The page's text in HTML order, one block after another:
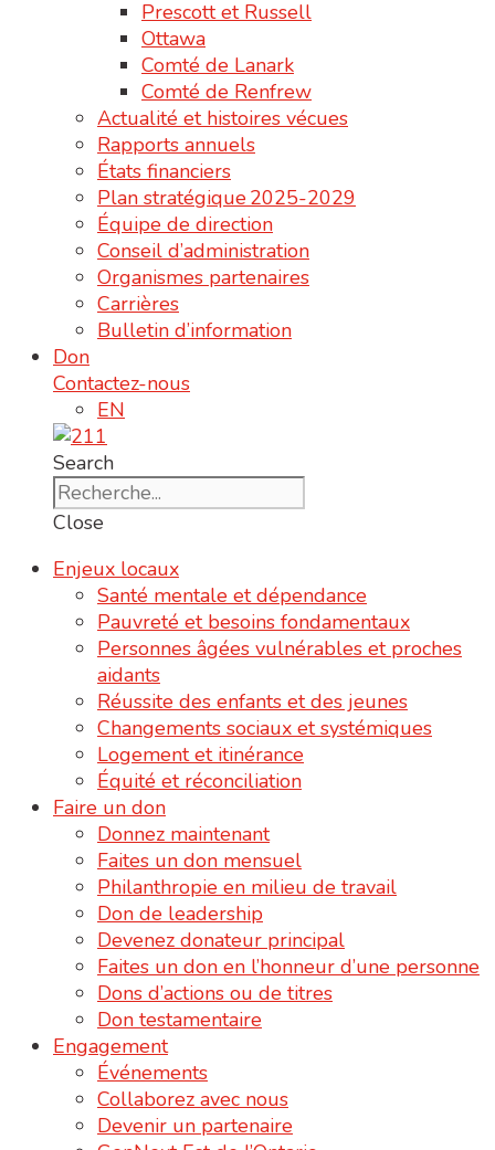
Prescott et Russell
Ottawa
Comté de Lanark
Comté de Renfrew
Actualité et histoires vécues
Rapports annuels
États financiers
Plan stratégique 2025-2029
Équipe de direction
Conseil d’administration
Organismes partenaires
Carrières
Bulletin d’information
Don
Contactez-nous
EN
Search
Close
Enjeux locaux
Santé mentale et dépendance
Pauvreté et besoins fondamentaux
Personnes âgées vulnérables et proches
aidants
Réussite des enfants et des jeunes
Changements sociaux et systémiques
Logement et itinérance
Équité et réconciliation
Faire un don
Donnez maintenant
Faites un don mensuel
Philanthropie en milieu de travail
Don de leadership
Devenez donateur principal
Faites un don en l’honneur d’une personne
Dons d’actions ou de titres
Don testamentaire
Engagement
Événements
Collaborez avec nous
Devenir un partenaire